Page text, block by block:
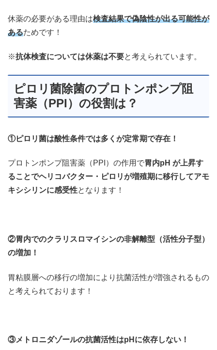
休薬の必要がある理由は検査結果で偽陰性が出る可能性が
あるためです！
※抗体検査については休薬は不要と考えられています。
ピロリ菌除菌のプロトンポンプ阻
害薬（PPI）の役割は？
①ピロリ菌は酸性条件では多くが定常期で存在！
プロトンポンプ阻害薬（PPI）の作用で胃内pH が上昇す
ることでヘリコバクター・ピロリが増殖期に移行してアモ
キシシリンに感受性となります！
②胃内でのクラリスロマイシンの非解離型（活性分子型）
の増加！
胃粘膜層への移行の増加により抗菌活性が増強されるもの
と考えられております！
③メトロニダゾールの抗菌活性はpHに依存しない！